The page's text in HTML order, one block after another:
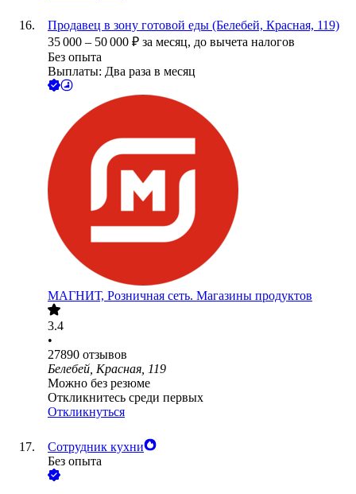
Продавец в зону готовой еды (Белебей, Красная, 119)
35 000 – 50 000 ₽ за месяц, до вычета налогов
Без опыта
Выплаты: Два раза в месяц
МАГНИТ, Розничная сеть. Магазины продуктов
3.4
•
27890 отзывов
Белебей, Красная, 119
Можно без резюме
Откликнитесь среди первых
Откликнуться
Сотрудник кухни
Без опыта